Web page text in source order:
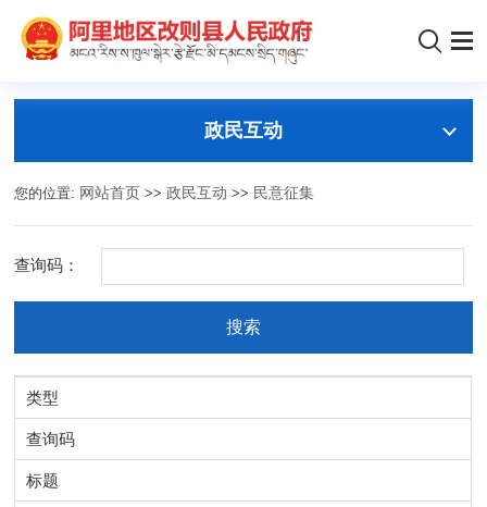
政民互动
您的位置: 网站首页 >>政民互动 >> 民意征集
查询码：
类型
查询码
标题